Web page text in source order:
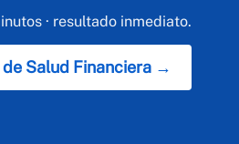
· resultado inmediato.
Salud Financiera →